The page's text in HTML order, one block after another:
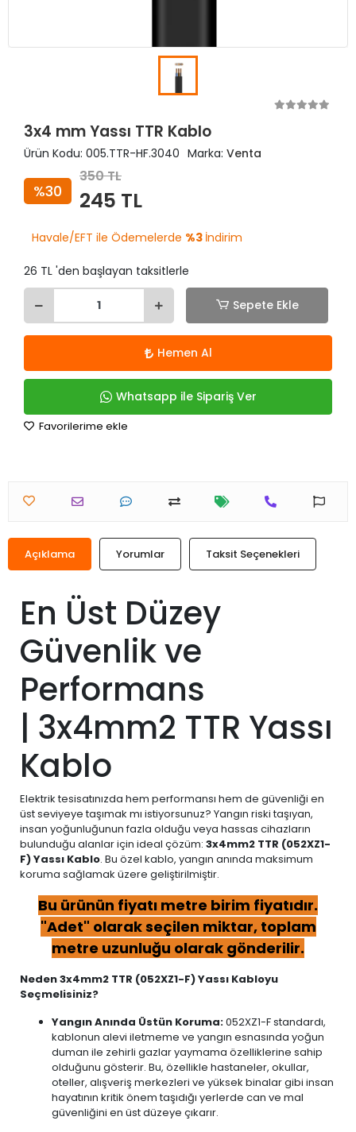
3x4 mm Yassı TTR Kablo
Ürün Kodu: 005.TTR-HF.3040 Marka: Venta
%30
350 TL
245 TL
Havale/EFT ile Ödemelerde %3 İndirim
26 TL 'den başlayan taksitlerle
Sepete Ekle
Hemen Al
Whatsapp ile Sipariş Ver
Favorilerime ekle
Açıklama Yorumlar Taksit Seçenekleri
En Üst Düzey
Güvenlik ve
Performans
| 3x4mm2 TTR Yassı
Kablo
Elektrik tesisatınızda hem performansı hem de güvenliği en
üst seviyeye taşımak mı istiyorsunuz? Yangın riski taşıyan,
insan yoğunluğunun fazla olduğu veya hassas cihazların
bulunduğu alanlar için ideal çözüm: 3x4mm2 TTR (052XZ1-
F) Yassı Kablo. Bu özel kablo, yangın anında maksimum
koruma sağlamak üzere geliştirilmiştir.
Bu ürünün fiyatı metre birim fiyatıdır.
"Adet" olarak seçilen miktar, toplam
metre uzunluğu olarak gönderilir.
Neden 3x4mm2 TTR (052XZ1-F) Yassı Kabloyu
Seçmelisiniz?
Yangın Anında Üstün Koruma:052XZ1-F standardı,
kablonun alevi iletmeme ve yangın esnasında yoğun
duman ile zehirli gazlar yaymama özelliklerine sahip
olduğunu gösterir. Bu, özellikle hastaneler, okullar,
oteller, alışveriş merkezleri ve yüksek binalar gibi insan
hayatının kritik önem taşıdığı yerlerde can ve mal
güvenliğini en üst düzeye çıkarır.